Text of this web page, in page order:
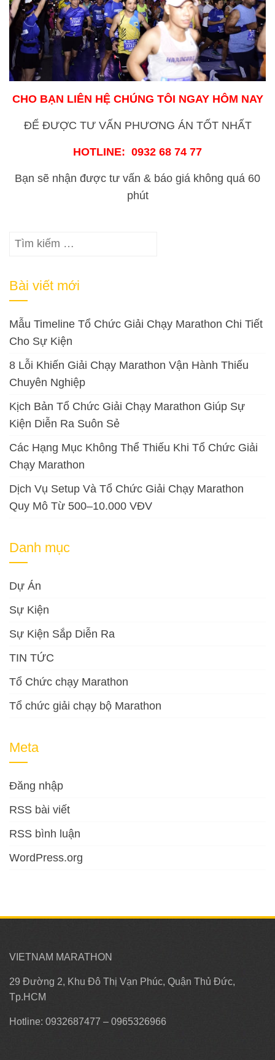
CHO BẠN LIÊN HỆ CHÚNG TÔI NGAY HÔM NAY
ĐỂ ĐƯỢC TƯ VẤN PHƯƠNG ÁN TỐT NHẤT
HOTLINE: 0932 68 74 77
Bạn sẽ nhận được tư vấn & báo giá không quá 60
phút
Tìm
Bài viết mới
Mẫu Timeline Tổ Chức Giải Chạy Marathon Chi Tiết
Cho Sự Kiện
8 Lỗi Khiến Giải Chạy Marathon Vận Hành Thiếu
Chuyên Nghiệp
Kịch Bản Tổ Chức Giải Chạy Marathon Giúp Sự
Kiện Diễn Ra Suôn Sẻ
Các Hạng Mục Không Thể Thiếu Khi Tổ Chức Giải
Chạy Marathon
Dịch Vụ Setup Và Tổ Chức Giải Chạy Marathon
Quy Mô Từ 500–10.000 VĐV
Danh mục
Dự Án
Sự Kiện
Sự Kiện Sắp Diễn Ra
TIN TỨC
Tổ Chức chạy Marathon
Tổ chức giải chạy bộ Marathon
Meta
Đăng nhập
RSS bài viết
RSS bình luận
WordPress.org
VIETNAM MARATHON
29 Đường 2, Khu Đô Thị Vạn Phúc, Quận Thủ Đức,
Tp.HCM
Hotline: 0932687477 – 0965326966